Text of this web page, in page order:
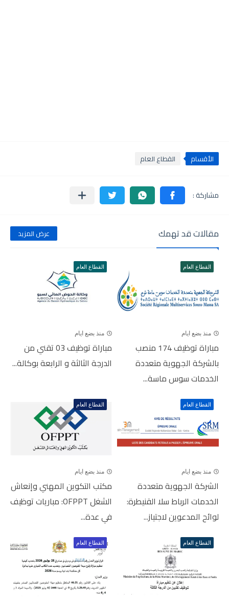
الأقسام القطاع العام
مقالات قد تهمك عرض المزيد
القطاع العام
منذ بضع ايام
مباراة توظيف 174 منصب
بالشركة الجهوية متعددة
الخدمات سوس ماسة...
القطاع العام
منذ بضع ايام
مباراة توظيف 03 تقني من
الدرجة الثالثة و الرابعة بوكالة...
القطاع العام
منذ بضع ايام
الشركة الجهوية متعددة
الخدمات الرباط سلا القنيطرة:
لوائح المدعوين لاجتياز...
القطاع العام
منذ بضع ايام
مكتب التكوين المهني وإنعاش
الشغل OFPPT: مباريات توظيف
في عدة...
القطاع العام القطاع العام